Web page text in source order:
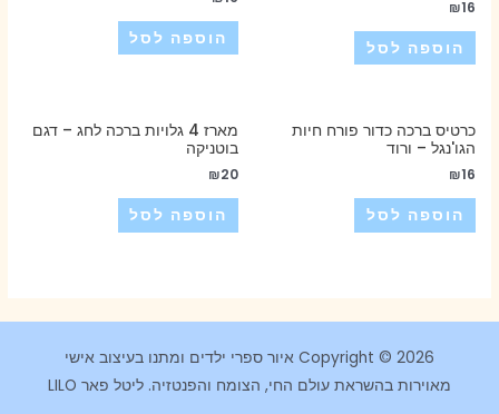
₪16
הוספה לסל הוספה לסל
כרטיס ברכה כדור פורח חיות
הגו'נגל – ורוד
₪16
הוספה לסל
מארז 4 גלויות ברכה לחג – דגם
בוטניקה
₪20
הוספה לסל
Copyright © 2026 איור ספרי ילדים ומתנו בעיצוב אישי
מאוירות בהשראת עולם החי, הצומח והפנטזיה. ליטל פאר LILO